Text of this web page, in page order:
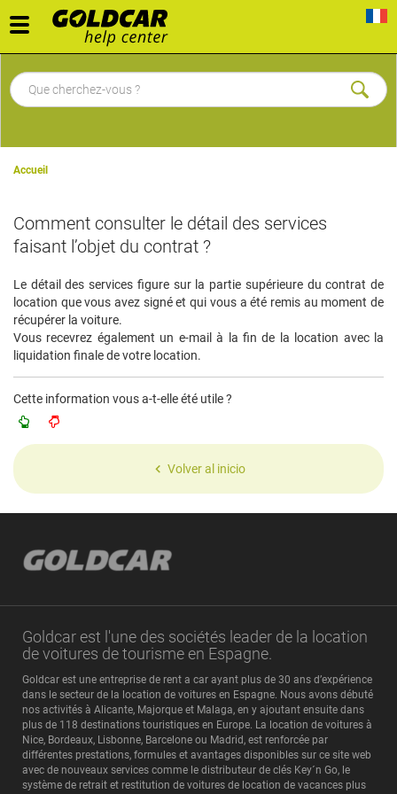
Toggle
navigation
Accueil
Comment consulter le détail des services
faisant l’objet du contrat ?
Le détail des services figure sur la partie supérieure du contrat de
location que vous avez signé et qui vous a été remis au moment de
récupérer la voiture.
Vous recevrez également un e-mail à la fin de la location avec la
liquidation finale de votre location.
Cette information vous a-t-elle été utile ?
Volver al inicio
Goldcar est l'une des sociétés leader de la location
de voitures de tourisme en Espagne.
Goldcar est une entreprise de rent a car ayant plus de 30 ans d’expérience
dans le secteur de la location de voitures en Espagne. Nous avons débuté
nos activités à Alicante, Majorque et Malaga, en y ajoutant ensuite dans
plus de 118 destinations touristiques en Europe. La location de voitures à
Nice, Bordeaux, Lisbonne, Barcelone ou Madrid, est renforcée par
différentes prestations, formules et avantages disponibles sur ce site web
avec de nouveaux services comme le distributeur de clés Key´n Go, le
système de retrait et restitution de voitures de location de vacances plus